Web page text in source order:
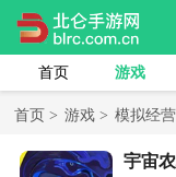
首页 游戏
首页 > 游戏 > 模拟经
宇宙